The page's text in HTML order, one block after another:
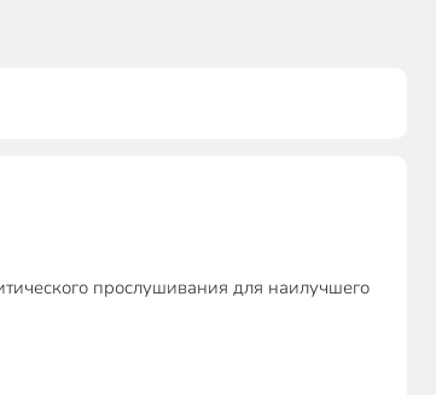
прослушивания для наилучшего